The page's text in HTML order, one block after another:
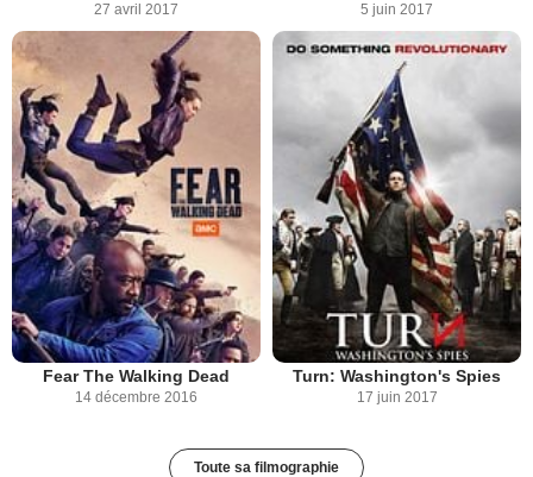
27 avril 2017 5 juin 2017
Fear The Walking Dead
14 décembre 2016
Turn: Washington's Spies
17 juin 2017
Toute sa filmographie